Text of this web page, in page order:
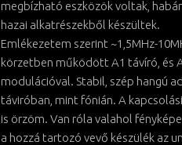
megbízható eszközök voltak,
hazai alkatrészekből készültek.
Emlékezetem szerint ~1,5MHz-
körzetben működött A1 távíró, és
modulációval. Stabil, szép hangú
táviróban, mint fónián. A
is örzöm. Van róla valahol
a hozzá tartozó vevő készülék az